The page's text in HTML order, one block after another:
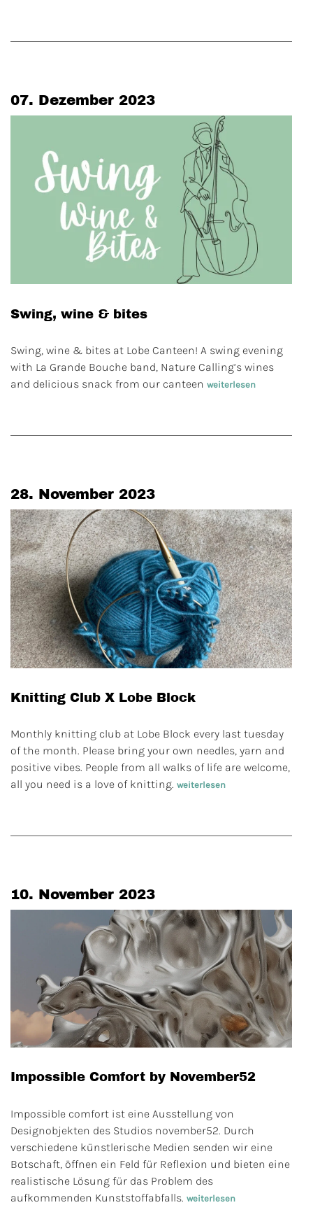
07. Dezember 2023
Swing, wine & bites
Swing, wine & bites at Lobe Canteen! A swing evening
with La Grande Bouche band, Nature Calling’s wines
and delicious snack from our canteen weiterlesen
28. November 2023
Knitting Club X Lobe Block
Monthly knitting club at Lobe Block every last tuesday
of the month. Please bring your own needles, yarn and
positive vibes. People from all walks of life are welcome,
all you need is a love of knitting. weiterlesen
10. November 2023
Impossible Comfort by November52
Impossible comfort ist eine Ausstellung von
Designobjekten des Studios november52. Durch
verschiedene künstlerische Medien senden wir eine
Botschaft, öffnen ein Feld für Reflexion und bieten eine
realistische Lösung für das Problem des
aufkommenden Kunststoffabfalls. weiterlesen